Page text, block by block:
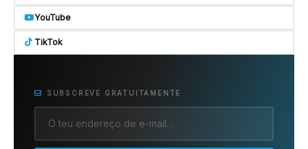
YouTube
TikTok
SUBSCREVE GRATUITAMENTE